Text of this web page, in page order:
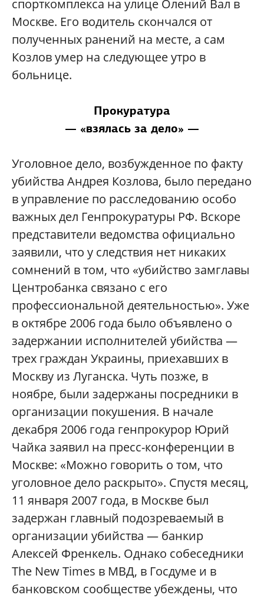
спорткомплекса на улице Олений Вал в
Москве. Его водитель скончался от
полученных ранений на месте, а сам
Козлов умер на следующее утро в
больнице.
Прокуратура
— «взялась за дело» —
Уголовное дело, возбужденное по факту
убийства Андрея Козлова, было передано
в управление по расследованию особо
важных дел Генпрокуратуры РФ. Вскоре
представители ведомства официально
заявили, что у следствия нет никаких
сомнений в том, что «убийство замглавы
Центробанка связано с его
профессиональной деятельностью». Уже
в октябре 2006 года было объявлено о
задержании исполнителей убийства —
трех граждан Украины, приехавших в
Москву из Луганска. Чуть позже, в
ноябре, были задержаны посредники в
организации покушения. В начале
декабря 2006 года генпрокурор Юрий
Чайка заявил на пресс-конференции в
Москве: «Можно говорить о том, что
уголовное дело раскрыто». Спустя месяц,
11 января 2007 года, в Москве был
задержан главный подозреваемый в
организации убийства — банкир
Алексей Френкель. Однако собеседники
The New Times в МВД, в Госдуме и в
банковском сообществе убеждены, что